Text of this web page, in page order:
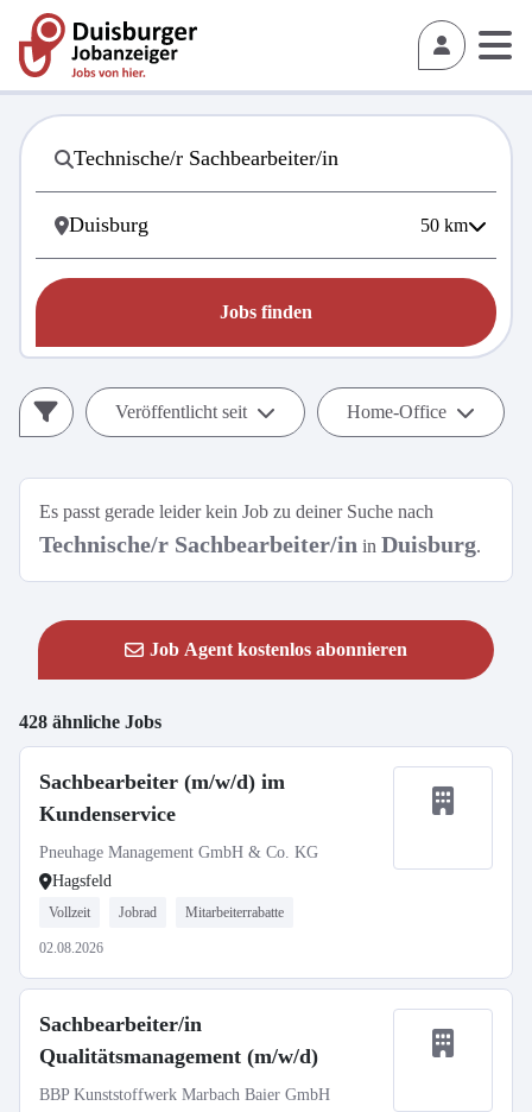
50 km
Jobs finden
Veröffentlicht seit Home-Office
Es passt gerade leider kein Job zu deiner Suche nach
Technische/r Sachbearbeiter/in in Duisburg.
Job Agent kostenlos abonnieren
428 ähnliche Jobs
Sachbearbeiter (m/w/d) im
Kundenservice
Pneuhage Management GmbH & Co. KG
Hagsfeld
Vollzeit Jobrad Mitarbeiterrabatte
02.08.2026
Sachbearbeiter/in
Qualitätsmanagement (m/w/d)
BBP Kunststoffwerk Marbach Baier GmbH